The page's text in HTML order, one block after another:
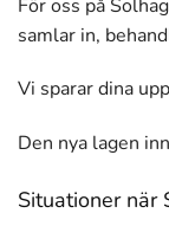
För oss på
samlar in,
Vi sparar dina
Den nya lagen
Situationer när